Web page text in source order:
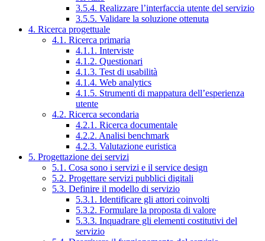
3.5.4. Realizzare l’interfaccia utente del servizio
3.5.5. Validare la soluzione ottenuta
4. Ricerca progettuale
4.1. Ricerca primaria
4.1.1. Interviste
4.1.2. Questionari
4.1.3. Test di usabilità
4.1.4. Web analytics
4.1.5. Strumenti di mappatura dell’esperienza
utente
4.2. Ricerca secondaria
4.2.1. Ricerca documentale
4.2.2. Analisi benchmark
4.2.3. Valutazione euristica
5. Progettazione dei servizi
5.1. Cosa sono i servizi e il service design
5.2. Progettare servizi pubblici digitali
5.3. Definire il modello di servizio
5.3.1. Identificare gli attori coinvolti
5.3.2. Formulare la proposta di valore
5.3.3. Inquadrare gli elementi costitutivi del
servizio